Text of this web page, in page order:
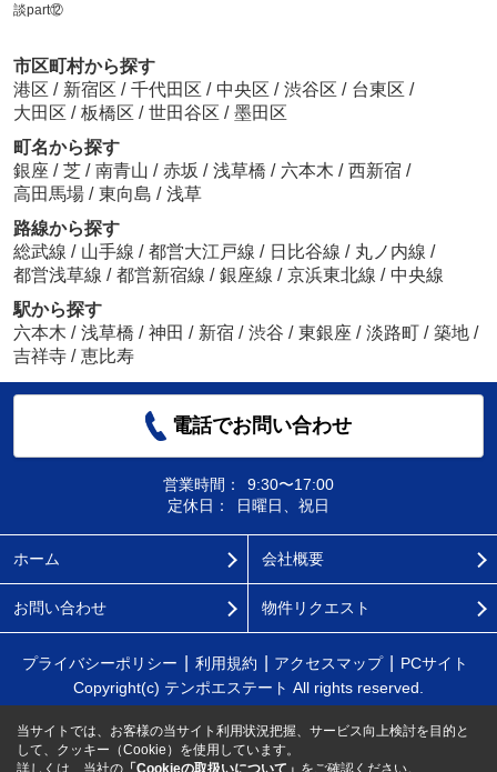
談part⑫
市区町村から探す
港区 / 新宿区 / 千代田区 / 中央区 / 渋谷区 / 台東区 /
大田区 / 板橋区 / 世田谷区 / 墨田区
町名から探す
銀座 / 芝 / 南青山 / 赤坂 / 浅草橋 / 六本木 / 西新宿 /
高田馬場 / 東向島 / 浅草
路線から探す
総武線 / 山手線 / 都営大江戸線 / 日比谷線 / 丸ノ内線 /
都営浅草線 / 都営新宿線 / 銀座線 / 京浜東北線 / 中央線
駅から探す
六本木 / 浅草橋 / 神田 / 新宿 / 渋谷 / 東銀座 / 淡路町 / 築地 /
吉祥寺 / 恵比寿
電話でお問い合わせ
営業時間：
9:30〜17:00
定休日：
日曜日、祝日
ホーム 会社概要
お問い合わせ 物件リクエスト
プライバシーポリシー 利用規約 アクセスマップ
PCサイト
Copyright(c) テンポエステート All rights reserved.
当サイトでは、お客様の当サイト利用状況把握、サービス向上検討を目的と
して、クッキー（Cookie）を使用しています。
詳しくは、当社の 「Cookieの取扱いについて」 をご確認ください。